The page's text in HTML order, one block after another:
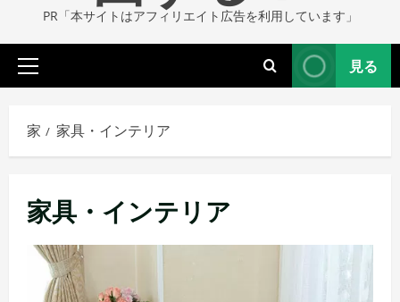
ま
PR「本サイトはアフィリエイト広告を利用しています」
プ
イ
マ
ニ
ー
見る
家 家具・インテリア
家具・インテリア